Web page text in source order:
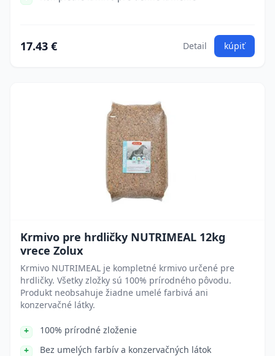
17.43 € Detail kúpiť
Krmivo pre hrdličky NUTRIMEAL 12kg
vrece Zolux
Krmivo NUTRIMEAL je kompletné krmivo určené pre
hrdličky. Všetky zložky sú 100% prírodného pôvodu.
Produkt neobsahuje žiadne umelé farbivá ani
konzervačné látky.
100% prírodné zloženie
Bez umelých farbív a konzervačných látok